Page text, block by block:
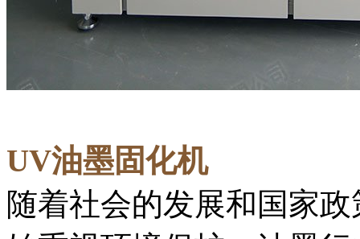
UV油墨固化机
随着社会的发展和国家